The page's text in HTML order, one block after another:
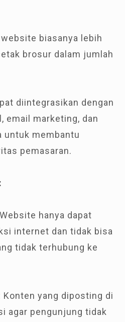
biasanya lebih
brosur dalam jumlah
diintegrasikan dengan
email marketing, dan
untuk membantu
pemasaran.
hanya dapat
internet dan tidak bisa
tidak terhubung ke
Konten yang diposting di
agar pengunjung tidak